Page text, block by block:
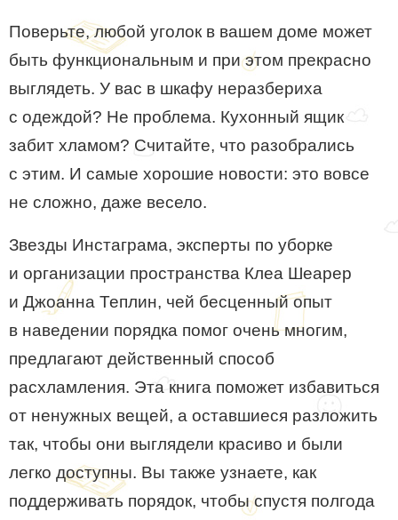
Поверьте, любой уголок в вашем доме может
быть функциональным и при этом прекрасно
выглядеть. У вас в шкафу неразбериха
с одеждой? Не проблема. Кухонный ящик
забит хламом? Считайте, что разобрались
с этим. И самые хорошие новости: это вовсе
не сложно, даже весело.
Звезды Инстаграма, эксперты по уборке
и организации пространства Клеа Шеарер
и Джоанна Теплин, чей бесценный опыт
в наведении порядка помог очень многим,
предлагают действенный способ
расхламления. Эта книга поможет избавиться
от ненужных вещей, а оставшиеся разложить
так, чтобы они выглядели красиво и были
легко доступны. Вы также узнаете, как
поддерживать порядок, чтобы спустя полгода